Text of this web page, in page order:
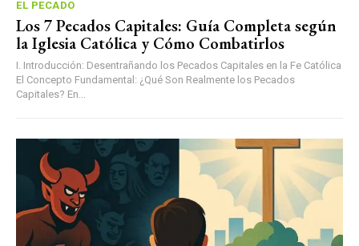
EL PECADO
Los 7 Pecados Capitales: Guía Completa según
la Iglesia Católica y Cómo Combatirlos
I. Introducción: Desentrañando los Pecados Capitales en la Fe Católica
El Concepto Fundamental: ¿Qué Son Realmente los Pecados
Capitales? En...